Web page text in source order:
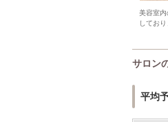
美容室
しており
サロン
平均